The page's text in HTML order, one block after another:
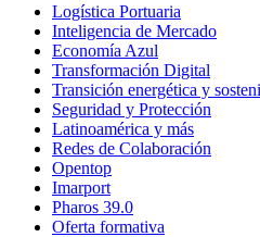
Logística Portuaria
Inteligencia de Mercado
Economía Azul
Transformación Digital
Transición energética y
Seguridad y Protección
Latinoamérica y más
Redes de Colaboración
Opentop
Imarport
Pharos 39.0
Oferta formativa